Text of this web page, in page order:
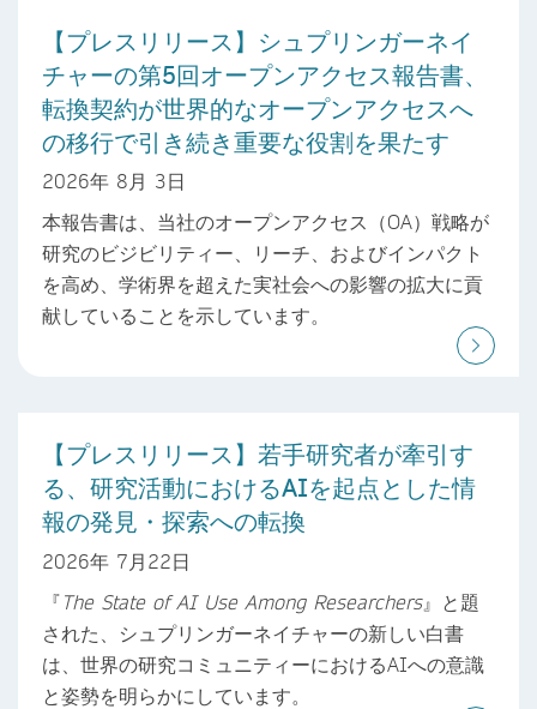
【プレスリリース】シュプリンガーネイ
チャーの第5回オープンアクセス報告書、
転換契約が世界的なオープンアクセスへ
の移行で引き続き重要な役割を果たす
2026年 8月 3日
本報告書は、当社のオープンアクセス（OA）戦略が
研究のビジビリティー、リーチ、およびインパクト
を高め、学術界を超えた実社会への影響の拡大に貢
献していることを示しています。
【プレスリリース】若手研究者が牽引す
る、研究活動におけるAIを起点とした情
報の発見・探索への転換
2026年 7月22日
『The State of AI Use Among Researchers』と題
された、シュプリンガーネイチャーの新しい白書
は、世界の研究コミュニティーにおけるAIへの意識
と姿勢を明らかにしています。